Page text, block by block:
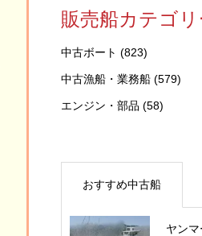
販売船カテゴリ
中古ボート (823)
中古漁船・業務船 (579)
エンジン・部品 (58)
おすすめ中古船
ヤン